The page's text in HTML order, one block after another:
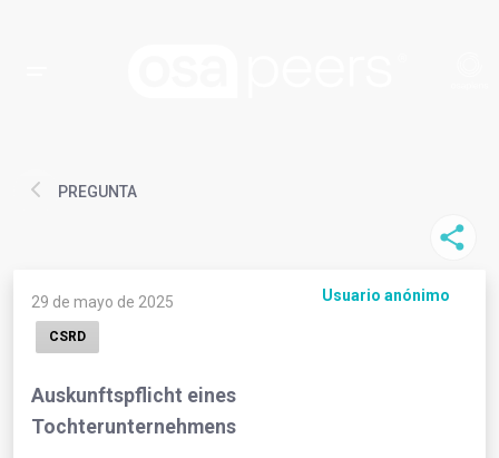
PREGUNTA
29 de mayo de 2025 Usuario anónimo
CSRD
Auskunftspflicht eines
Tochterunternehmens